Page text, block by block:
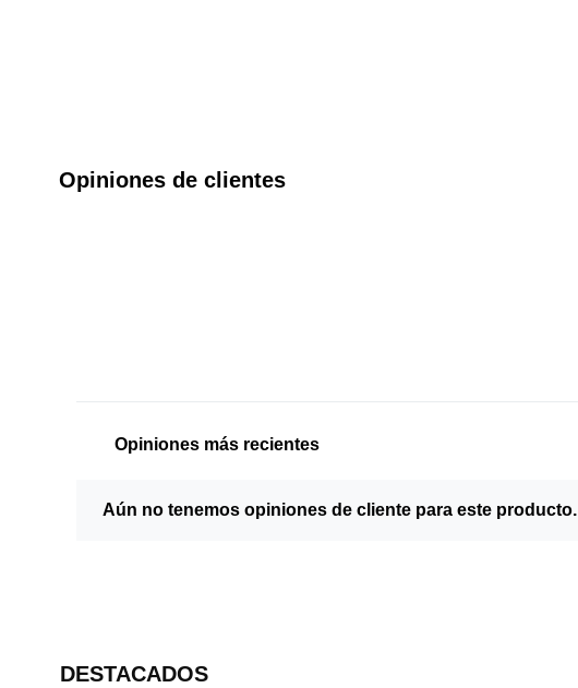
Opiniones de clientes
Opiniones más recientes
Aún no tenemos opiniones de cliente para este producto.
DESTACADOS